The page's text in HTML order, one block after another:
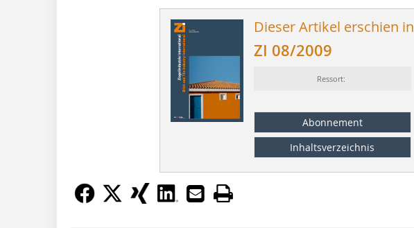
Dieser Artikel erschien in
ZI 08/2009
Ressort:
Abonnement
Inhaltsverzeichnis